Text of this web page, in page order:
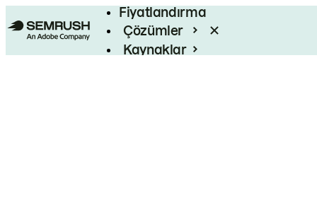
Fiyatlandırma
Çözümler
Kaynaklar